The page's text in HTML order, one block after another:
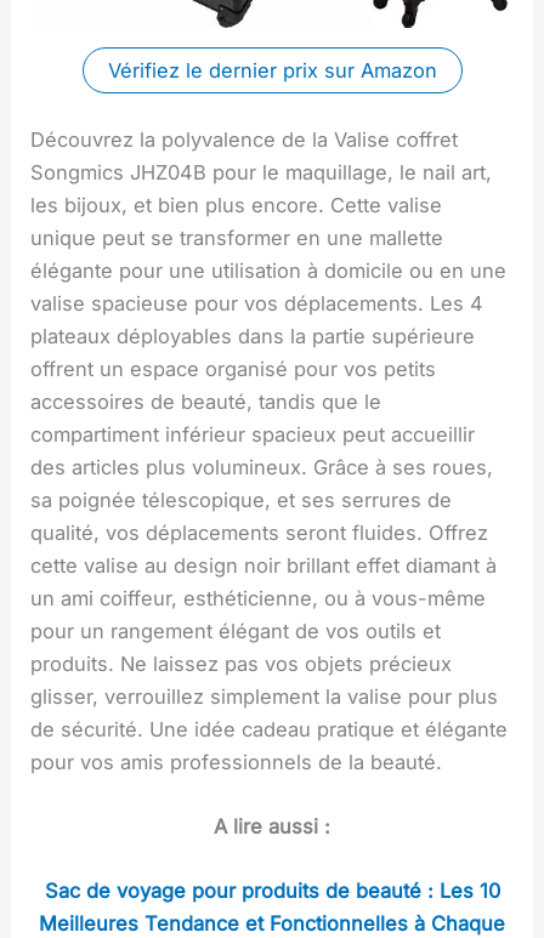
Vérifiez le dernier prix sur Amazon
Découvrez la polyvalence de la Valise coffret
Songmics JHZ04B pour le maquillage, le nail art,
les bijoux, et bien plus encore. Cette valise
unique peut se transformer en une mallette
élégante pour une utilisation à domicile ou en une
valise spacieuse pour vos déplacements. Les 4
plateaux déployables dans la partie supérieure
offrent un espace organisé pour vos petits
accessoires de beauté, tandis que le
compartiment inférieur spacieux peut accueillir
des articles plus volumineux. Grâce à ses roues,
sa poignée télescopique, et ses serrures de
qualité, vos déplacements seront fluides. Offrez
cette valise au design noir brillant effet diamant à
un ami coiffeur, esthéticienne, ou à vous-même
pour un rangement élégant de vos outils et
produits. Ne laissez pas vos objets précieux
glisser, verrouillez simplement la valise pour plus
de sécurité. Une idée cadeau pratique et élégante
pour vos amis professionnels de la beauté.
A lire aussi :
Sac de voyage pour produits de beauté : Les 10
Meilleures Tendance et Fonctionnelles à Chaque